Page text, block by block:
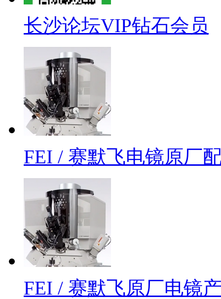
长沙论坛VIP钻石会员
FEI / 赛默飞电镜原厂
FEI / 赛默飞原厂电镜